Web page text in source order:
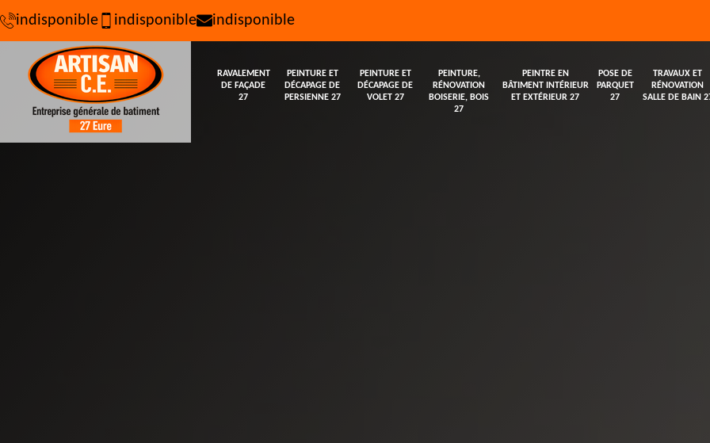
indisponible indisponible indisponible
RAVALEMENT
DE FAÇADE
27
PEINTURE ET
DÉCAPAGE DE
PERSIENNE 27
PEINTURE ET
DÉCAPAGE DE
VOLET 27
PEINTURE,
RÉNOVATION
BOISERIE, BOIS
27
PEINTRE EN
BÂTIMENT INTÉRIEUR
ET EXTÉRIEUR 27
POSE DE
PARQUET
27
TRAVAUX ET
RÉNOVATION
SALLE DE BAIN